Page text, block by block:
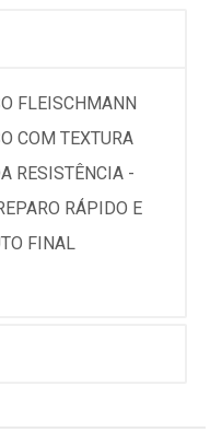
FLEISCHMANN
COM TEXTURA
RESISTÊNCIA -
RÁPIDO E
FINAL